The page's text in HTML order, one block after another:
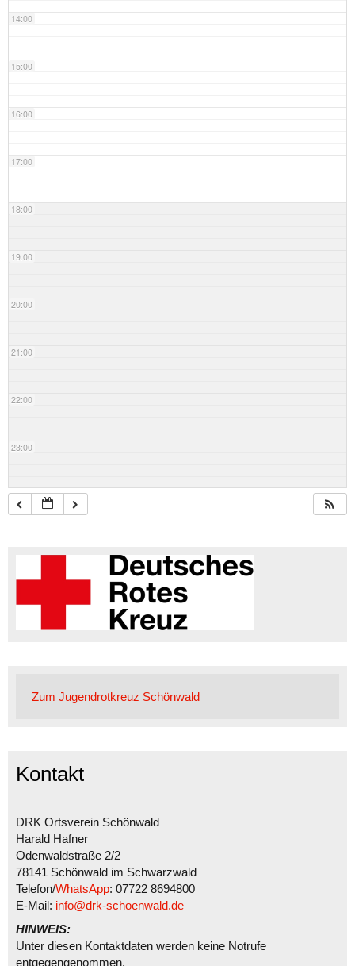
14:00
15:00
16:00
17:00
18:00
19:00
20:00
21:00
22:00
23:00
Zum Jugendrotkreuz Schönwald
Kontakt
DRK Ortsverein Schönwald
Harald Hafner
Odenwaldstraße 2/2
78141 Schönwald im Schwarzwald
Telefon/WhatsApp: 07722 8694800
E-Mail: info@drk-schoenwald.de
HINWEIS:
Unter diesen Kontaktdaten werden keine Notrufe
entgegengenommen.